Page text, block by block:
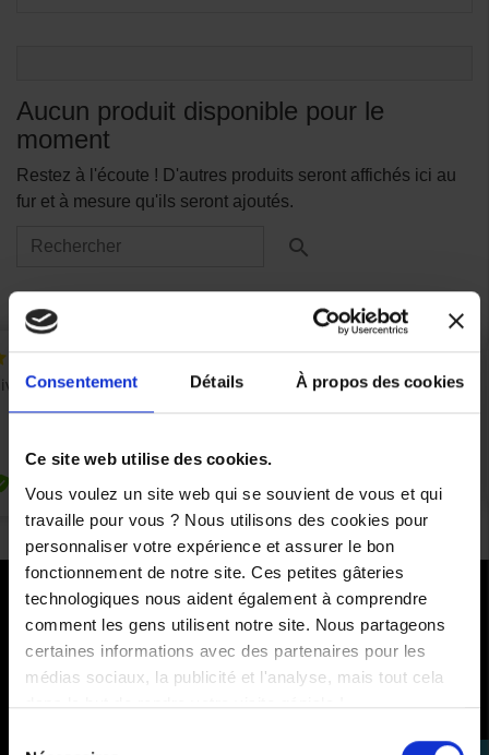
Consentement Détails À propos des cookies
Ce site web utilise des cookies.
Vous voulez un site web qui se souvient de vous et qui
travaille pour vous ? Nous utilisons des cookies pour
personnaliser votre expérience et assurer le bon
fonctionnement de notre site. Ces petites gâteries
technologiques nous aident également à comprendre
comment les gens utilisent notre site. Nous partageons
certaines informations avec des partenaires pour les
médias sociaux, la publicité et l'analyse, mais tout cela
dans le but de rendre votre visite géniale !
Aucun produit disponible pour le
moment
Restez à l'écoute ! D'autres produits seront affichés ici au
fur et à mesure qu'ils seront ajoutés.

PAIEMENTS SÉCURISÉS
Cartes bancaires - PayPal